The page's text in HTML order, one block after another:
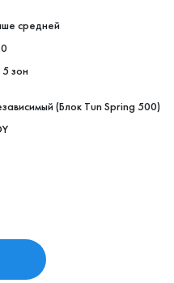
средней
5 зон
(Блок Tun Spring 500)